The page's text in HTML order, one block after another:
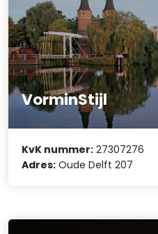
VorminStijl
KvK nummer: 27307276
Adres: Oude Delft 207